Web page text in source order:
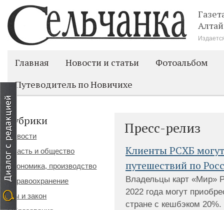
Главная Новости и статьи
Фотоальбом
Путеводитель по Новичихе
Пресс-релиз
Клиенты РСХБ
путешествий по
Владельцы карт «Мир»
2022 года могут
стране с кешбэком
Рубрики
Новости
Власть и общество
Экономика, производство
Здравоохранение
Мы и закон